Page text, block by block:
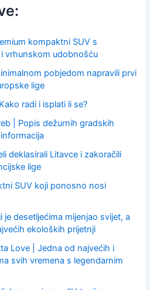
kompaktni SUV s
vrhunskom udobnošću
pobjedom napravili prvi
lige
radi i isplati li se?
| Popis dežurnih gradskih
deklasirali Litavce i zakoračili
lige
SUV koji ponosno nosi
je desetljećima mijenjao svijet, a
ekoloških prijetnji
Love | Jedna od najvećih i
svih vremena s legendarnim